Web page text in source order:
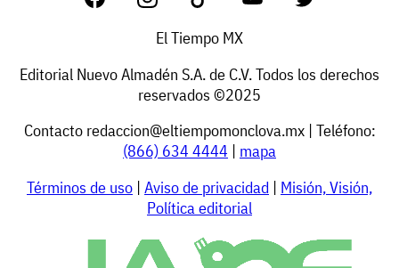
El Tiempo MX
Editorial Nuevo Almadén S.A. de C.V. Todos los derechos
reservados ©2025
Contacto redaccion@eltiempomonclova.mx| Teléfono:
(866) 634 4444 | mapa
Términos de uso | Aviso de privacidad | Misión, Visión,
Política editorial